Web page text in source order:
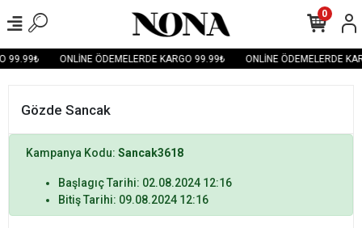
99.99₺ ONLİNE ÖDEMELERDE KARGO 99.99₺ ONLİNE ÖDEMELERDE
0
Gözde Sancak
Kampanya Kodu: Sancak3618
Başlagıç Tarihi: 02.08.2024 12:16
Bitiş Tarihi: 09.08.2024 12:16